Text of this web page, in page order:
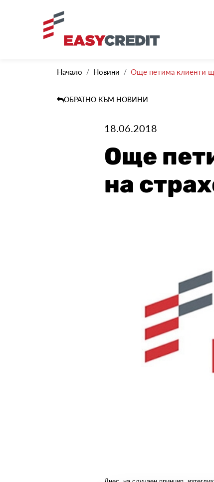
Начало Новини Още петима клиенти
ОБРАТНО КЪМ НОВИНИ
18.06.2018
Още
на